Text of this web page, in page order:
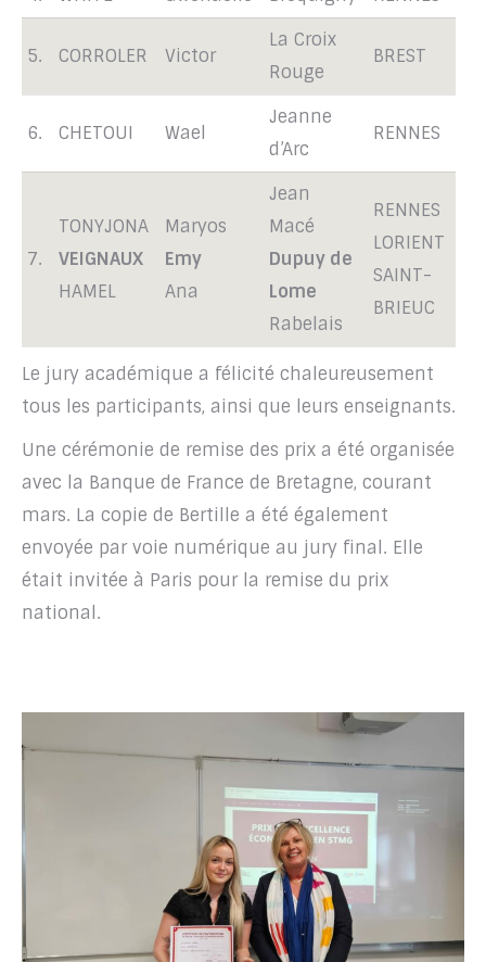
5. CORROLER Victor
La Croix
Rouge
BREST
6. CHETOUI Wael
Jeanne
d’Arc
RENNES
7.
TONYJONA
VEIGNAUX
HAMEL
Maryos
Emy
Ana
Jean
Macé
Dupuy de
Lome
Rabelais
RENNES
LORIENT
SAINT-
BRIEUC
Le jury académique a félicité chaleureusement
tous les participants, ainsi que leurs enseignants.
Une cérémonie de remise des prix a été organisée
avec la Banque de France de Bretagne, courant
mars. La copie de Bertille a été également
envoyée par voie numérique au jury final. Elle
était invitée à Paris pour la remise du prix
national.